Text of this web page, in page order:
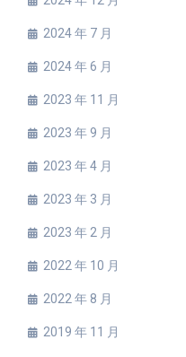
2024 年 7 月
2024 年 6 月
2023 年 11 月
2023 年 9 月
2023 年 4 月
2023 年 3 月
2023 年 2 月
2022 年 10 月
2022 年 8 月
2019 年 11 月